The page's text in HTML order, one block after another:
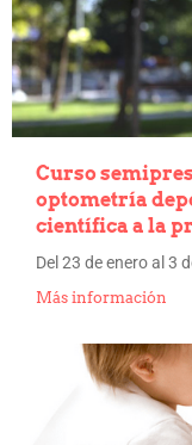
Curso
optometría
científica a la
Del 23 de enero al 3
Más información